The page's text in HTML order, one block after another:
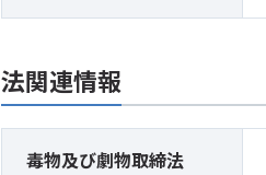
法関連情報
毒物及び劇物取締法